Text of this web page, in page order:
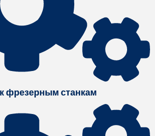
фрезерным станкам